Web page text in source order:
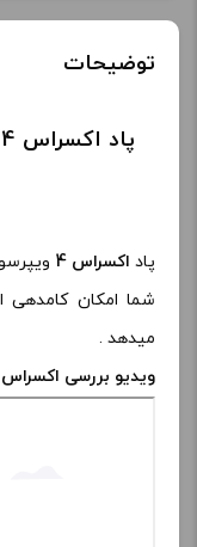
توضیحات
پاد اکسراس 4
میدهد .
ویدیو بررسی اکسراس 4 :